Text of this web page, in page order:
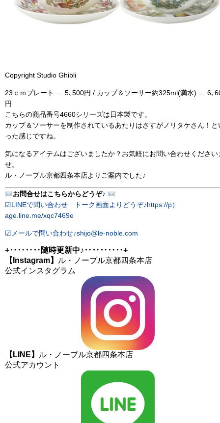
Copyright Studio Ghibli
23ｃｍプレート … 5､500円 / カップ＆ソーサー約325ml(満水) … 6､
円
こちらの商品番号4660シリーズは日本製です。
カップ＆ソーサーを制作されているあたりはさすがノリタケさん！と
った感じですね。
気になるアイテムはございましたか？お気軽にお問い合わせください
せ。
ル・ノーブル京都四条本店よりご案内でした♪
お問合せはこちらからどうぞ♪
☑︎LINEで問い合わせ トーク画面よりどうぞ♪https://p）
age.line.me/xqc7469e
☑︎メールで問い合わせ♪shijo@le-noble.com
+‥‥‥‥随時更新中♪‥‥‥‥‥+
【Instagram】 ル・ノーブル京都四条本店
公式インスタグラム
【LINE】 ル・ノーブル京都四条本店
公式アカウント